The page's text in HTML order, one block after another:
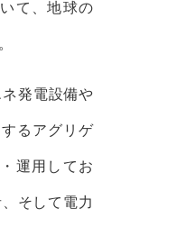
て、地球の
発電設備や
るアグリゲ
運用してお
そして電力